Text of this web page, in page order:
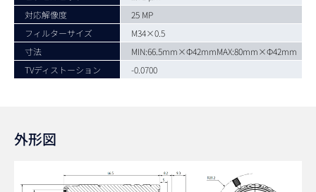
対応解像度
25 MP
フィルターサイズ
M34×0.5
寸法
MIN:66.5mm×Φ42mmMAX:80mm×Φ42mm
TVディストーション
-0.0700
外形図